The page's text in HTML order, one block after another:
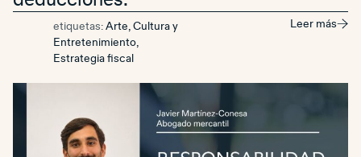
etiquetas: Arte, Cultura y
Entretenimiento,
Estrategia fiscal
Leer más